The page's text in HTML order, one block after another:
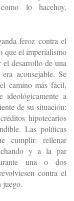
lo hacehoy,
feroz contra el
que el imperialismo
el desarrollo de una
aconsejable. Se
camino más fácil,
ideológicamente a
de su situación:
hipotecarios
Las políticas
cumplir: rellenar
y a la par
una o dos
contra el
juego.